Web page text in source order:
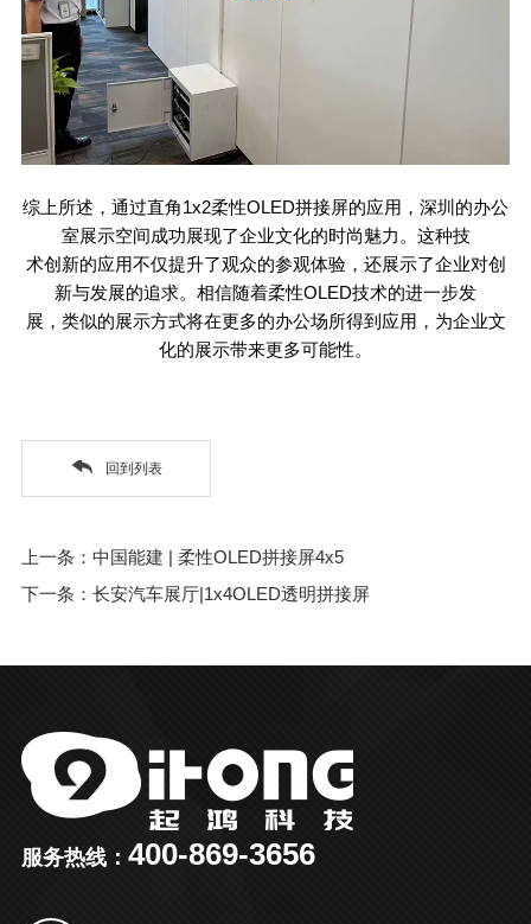
综上所述，通过直角1x2柔性OLED拼接屏的应用，深圳的办公
室展示空间成功展现了企业文化的时尚魅力。这种技
术创新的应用不仅提升了观众的参观体验，还展示了企业对创
新与发展的追求。相信随着柔性OLED技术的进一步发
展，类似的展示方式将在更多的办公场所得到应用，为企业文
化的展示带来更多可能性。
回到列表
上一条：中国能建 | 柔性OLED拼接屏4x5
下一条：长安汽车展厅|1x4OLED透明拼接屏
服务热线： 400-869-3656